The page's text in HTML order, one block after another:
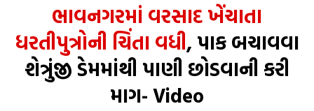
ભાવનગરમાં વરસાદ ખેંચાતા
ધરતીપુત્રોની ચિંતા વધી, પાક બચાવવા
શેત્રુંજી ડેમમાંથી પાણી છોડવાની કરી
માગ- Video